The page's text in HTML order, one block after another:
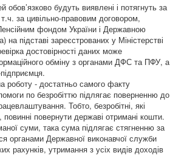
будуть виявлені і потягнуть за
за цивільно-правовим договором,
фондом України і Державною
підставі зареєстрованих у Міністерстві
достовірності даних може
обміну з органами ДФС та ПФУ, а
- достатньо самого факту
по безробіттю підлягає поверненню до
Тобто, безробітні, які
повернути державі отримані кошти.
суми, така сума підлягає стягненню за
органами Державної виконавчої служби
рахунків, утримання з усіх видів доходів